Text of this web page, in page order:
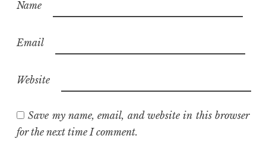
Name
Email
Website
Save my name, email, and website in this browser
for the next time I comment.